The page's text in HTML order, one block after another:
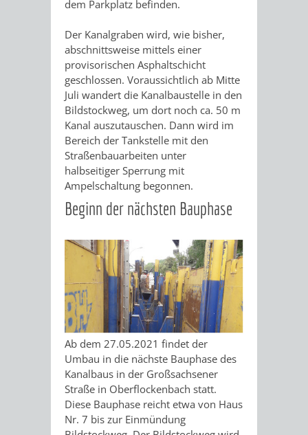
dem Parkplatz befinden.
Der Kanalgraben wird, wie bisher,
abschnittsweise mittels einer
provisorischen Asphaltschicht
geschlossen. Voraussichtlich ab Mitte
Juli wandert die Kanalbaustelle in den
Bildstockweg, um dort noch ca. 50 m
Kanal auszutauschen. Dann wird im
Bereich der Tankstelle mit den
Straßenbauarbeiten unter
halbseitiger Sperrung mit
Ampelschaltung begonnen.
Beginn der nächsten Bauphase
Ab dem 27.05.2021 findet der
Umbau in die nächste Bauphase des
Kanalbaus in der Großsachsener
Straße in Oberflockenbach statt.
Diese Bauphase reicht etwa von Haus
Nr. 7 bis zur Einmündung